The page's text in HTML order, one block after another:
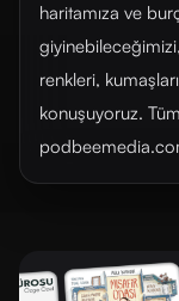
haritamıza ve
renkleri,
konuşuyoruz.